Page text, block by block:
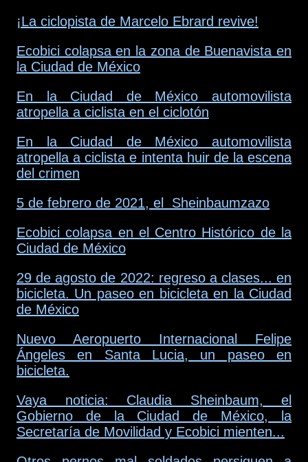
¡La ciclopista de Marcelo Ebrard revive!
Ecobici colapsa en la zona de Buenavista en
la Ciudad de México
En la Ciudad de México automovilista
atropella a ciclista en el ciclotón
En la Ciudad de México automovilista
atropella a ciclista e intenta huir de la escena
del crimen
5 de febrero de 2021, el Sheinbaumzazo
Ecobici colapsa en el Centro Histórico de la
Ciudad de México
29 de agosto de 2022: regreso a clases... en
bicicleta. Un paseo en bicicleta en la Ciudad
de México
Nuevo Aeropuerto Internacional Felipe
Ángeles en Santa Lucia, un paseo en
bicicleta.
Vaya noticia: Claudia Sheinbaum, el
Gobierno de la Ciudad de México, la
Secretaría de Movilidad y Ecobici mienten...